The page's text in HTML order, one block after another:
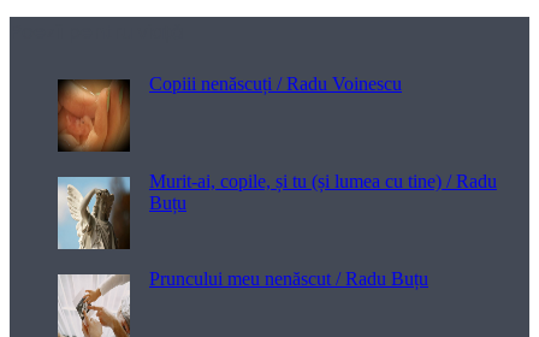
Copiii nenăscuți / Radu Voinescu
Murit-ai, copile, și tu (și lumea cu tine) / Radu
Buțu
Pruncului meu nenăscut / Radu Buțu